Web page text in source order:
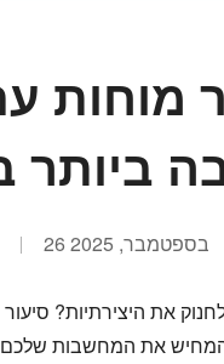
מוחות
ביותר
26 בספטמבר, 2025
את היצירתיות? סיעור
את המחשבות